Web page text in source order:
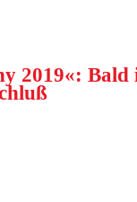
2019«: Bald